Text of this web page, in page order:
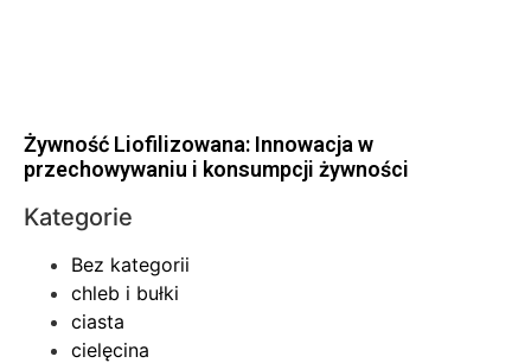
Żywność Liofilizowana: Innowacja w
przechowywaniu i konsumpcji żywności
Kategorie
Bez kategorii
chleb i bułki
ciasta
cielęcina